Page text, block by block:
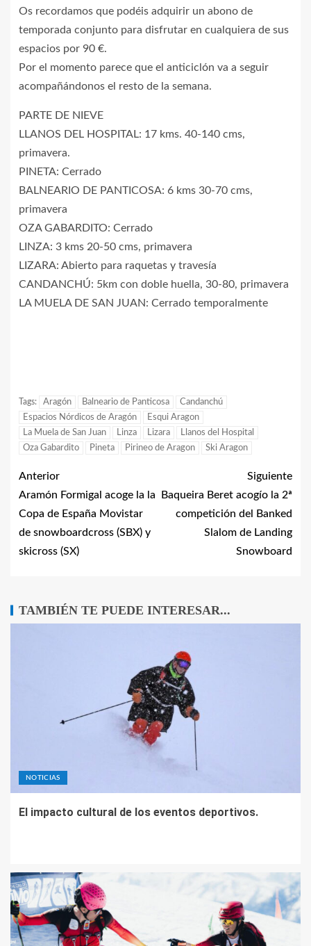
Os recordamos que podéis adquirir un abono de
temporada conjunto para disfrutar en cualquiera de sus
espacios por 90 €.
Por el momento parece que el anticiclón va a seguir
acompañándonos el resto de la semana.
PARTE DE NIEVE
LLANOS DEL HOSPITAL: 17 kms. 40-140 cms,
primavera.
PINETA: Cerrado
BALNEARIO DE PANTICOSA: 6 kms 30-70 cms,
primavera
OZA GABARDITO: Cerrado
LINZA: 3 kms 20-50 cms, primavera
LIZARA: Abierto para raquetas y travesía
CANDANCHÚ: 5km con doble huella, 30-80, primavera
LA MUELA DE SAN JUAN: Cerrado temporalmente
Tags: Aragón Balneario de Panticosa
Candanchú
Espacios Nórdicos de Aragón
Esqui Aragon
La Muela de San Juan
Linza Lizara
Llanos del Hospital
Oza Gabardito
Pineta Pirineo de Aragon Ski Aragon
Anterior
Aramón Formigal acoge la la
Copa de España Movistar
de snowboardcross (SBX) y
skicross (SX)
Siguiente
Baqueira Beret acogío la 2ª
competición del Banked
Slalom de Landing
Snowboard
TAMBIÉN TE PUEDE INTERESAR...
NOTICIAS
El impacto cultural de los eventos deportivos.